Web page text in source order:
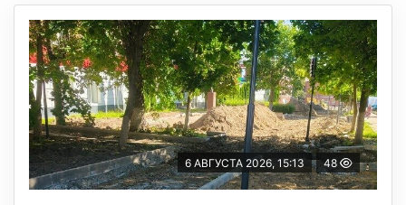
6 АВГУСТА 2026, 15:13 48